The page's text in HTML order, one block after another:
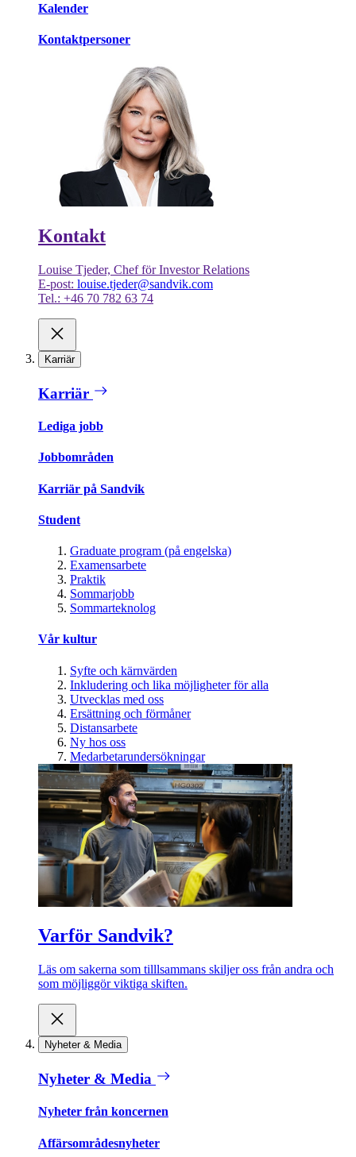
Kalender
Kontaktpersoner
Kontakt
Louise Tjeder, Chef för Investor Relations
E-post: louise.tjeder@sandvik.com
Tel.: +46 70 782 63 74
Karriär
Karriär
Lediga jobb
Jobbområden
Karriär på Sandvik
Student
Graduate program (på engelska)
Examensarbete
Praktik
Sommarjobb
Sommarteknolog
Vår kultur
Syfte och kärnvärden
Inkludering och lika möjligheter för alla
Utvecklas med oss
Ersättning och förmåner
Distansarbete
Ny hos oss
Medarbetarundersökningar
Varför Sandvik?
Läs om sakerna som tilllsammans skiljer oss från andra och
som möjliggör viktiga skiften.
Nyheter & Media
Nyheter & Media
Nyheter från koncernen
Affärsområdesnyheter